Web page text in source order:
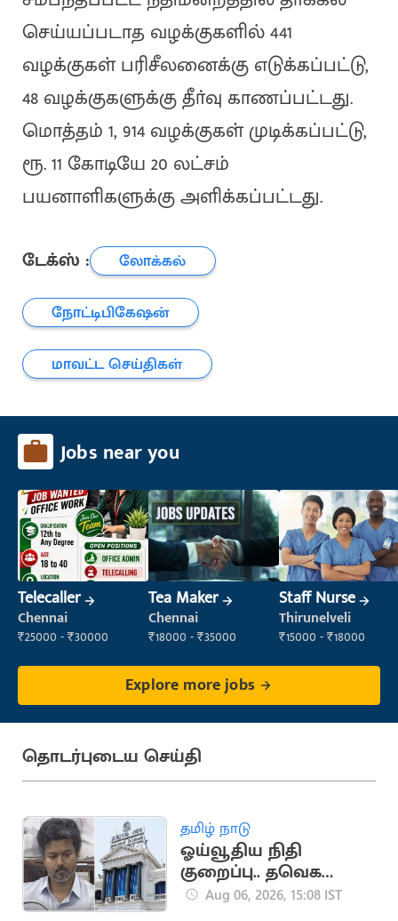
செய்யப்படாத வழக்குகளில் 441
வழக்குகள் பரிசீலனைக்கு எடுக்கப்பட்டு,
48 வழக்குகளுக்கு தீா்வு காணப்பட்டது.
மொத்தம் 1, 914 வழக்குகள் முடிக்கப்பட்டு,
ரூ. 11 கோடியே 20 லட்சம்
பயனாளிகளுக்கு அளிக்கப்பட்டது.
டேக்ஸ் :
லோக்கல்
நோட்டிபிகேஷன்
மாவட்ட செய்திகள்
Jobs near you
Telecaller
Chennai
₹25000 - ₹30000
Tea Maker
Chennai
₹18000 - ₹35000
Staff Nurse
Thirunelveli
₹15000 - ₹18000
Explore more jobs
தொடர்புடைய செய்தி
தமிழ் நாடு
ஓய்வூதிய நிதி
குறைப்பு.. தவெக
அரசுக்கு தலைமைச்
Aug 06, 2026, 15:08 IST